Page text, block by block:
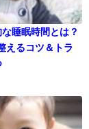
睡眠時間とは？
えるコツ＆トラ